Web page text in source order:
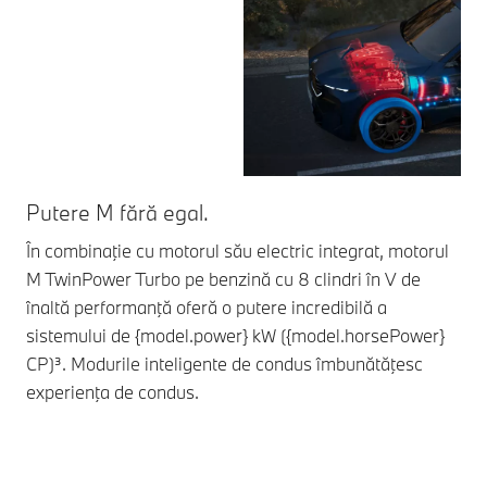
Putere M fără egal.
În combinaţie cu motorul său electric integrat, motorul
M TwinPower Turbo pe benzină cu 8 clindri în V de
înaltă performanţă oferă o putere incredibilă a
sistemului de {model.power} kW ({model.horsePower}
CP)³. Modurile inteligente de condus îmbunătăţesc
experienţa de condus.